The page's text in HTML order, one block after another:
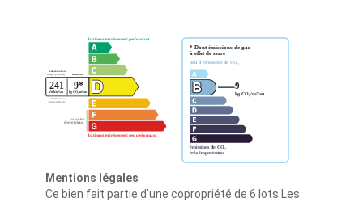
Mentions légales
Ce bien fait partie d'une copropriété de 6 lots.Les